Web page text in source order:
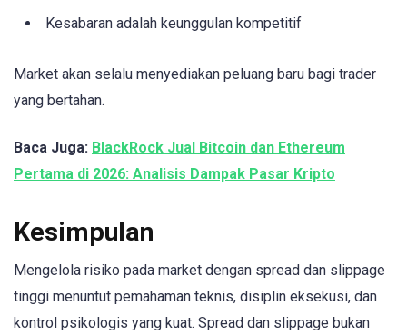
Kesabaran adalah keunggulan kompetitif
Market akan selalu menyediakan peluang baru bagi trader
yang bertahan.
Baca Juga: BlackRock Jual Bitcoin dan Ethereum
Pertama di 2026: Analisis Dampak Pasar Kripto
Kesimpulan
Mengelola risiko pada market dengan spread dan slippage
tinggi menuntut pemahaman teknis, disiplin eksekusi, dan
kontrol psikologis yang kuat. Spread dan slippage bukan